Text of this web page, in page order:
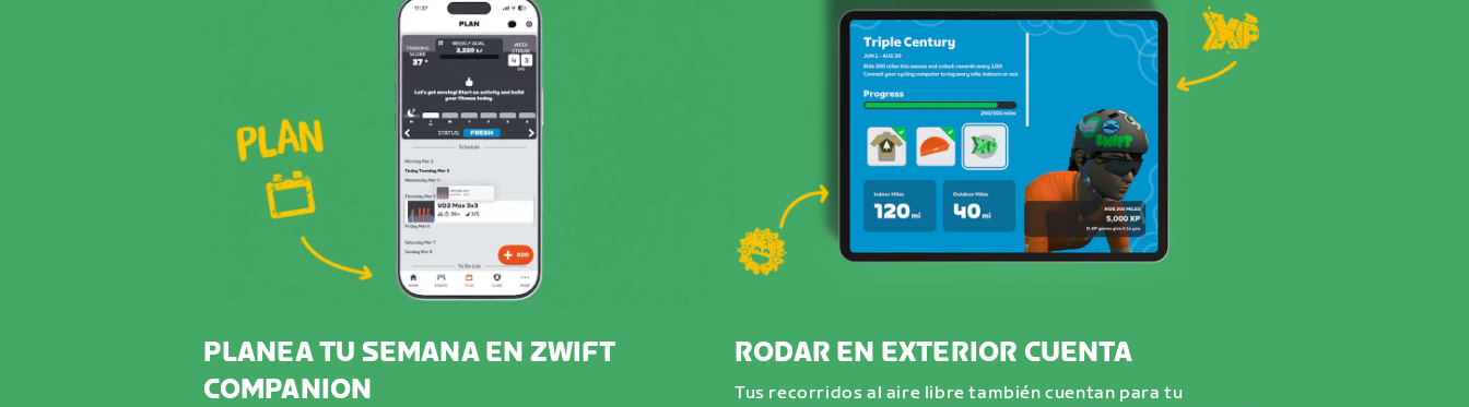
PLANEA TU SEMANA EN ZWIFT
COMPANION
RODAR EN EXTERIOR CUENTA
Tus recorridos al aire libre también cuentan para tu